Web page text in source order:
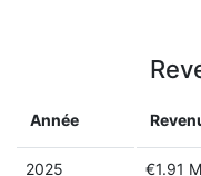
Année
2025 €1.91